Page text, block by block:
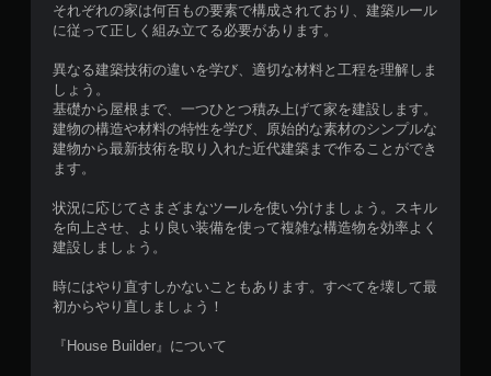
それぞれの家は何百もの要素で構成されており、建築ルール
に従って正しく組み立てる必要があります。
異なる建築技術の違いを学び、適切な材料と工程を理解しま
しょう。
基礎から屋根まで、一つひとつ積み上げて家を建設します。
建物の構造や材料の特性を学び、原始的な素材のシンプルな
建物から最新技術を取り入れた近代建築まで作ることができ
ます。
状況に応じてさまざまなツールを使い分けましょう。スキル
を向上させ、より良い装備を使って複雑な構造物を効率よく
建設しましょう。
時にはやり直すしかないこともあります。すべてを壊して最
初からやり直しましょう！
『House Builder』について